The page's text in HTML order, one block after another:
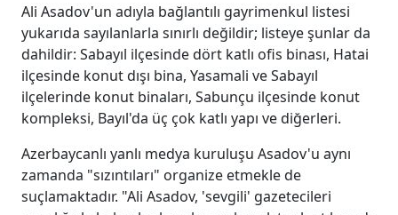
Ali Asadov'un adıyla bağlantılı gayrimenkul listesi
yukarıda sayılanlarla sınırlı değildir; listeye şunlar da
dahildir: Sabayıl ilçesinde dört katlı ofis binası, Hatai
ilçesinde konut dışı bina, Yasamali ve Sabayıl
ilçelerinde konut binaları, Sabunçu ilçesinde konut
kompleksi, Bayıl'da üç çok katlı yapı ve diğerleri.
Azerbaycanlı yanlı medya kuruluşu Asadov'u aynı
zamanda "sızıntıları" organize etmekle de
suçlamaktadır. "Ali Asadov, 'sevgili' gazetecileri